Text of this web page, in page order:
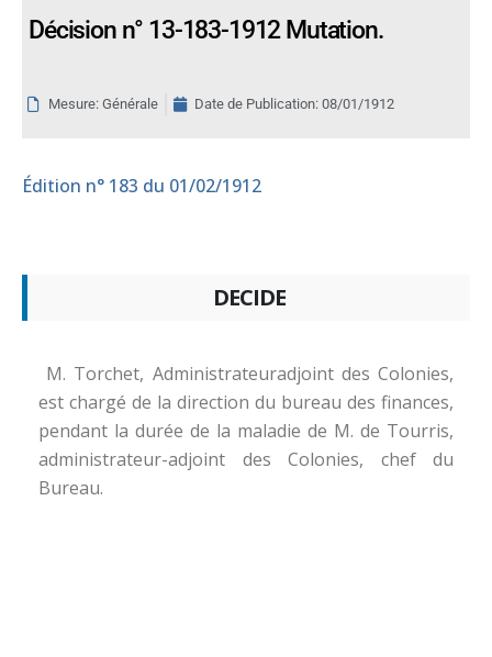
Décision n° 13-183-1912 Mutation.
Mesure: Générale Date de Publication: 08/01/1912
Édition n° 183 du 01/02/1912
DECIDE
M. Torchet, Administrateuradjoint des Colonies,
est chargé de la direction du bureau des finances,
pendant la durée de la maladie de M. de Tourris,
administrateur-adjoint des Colonies, chef du
Bureau.